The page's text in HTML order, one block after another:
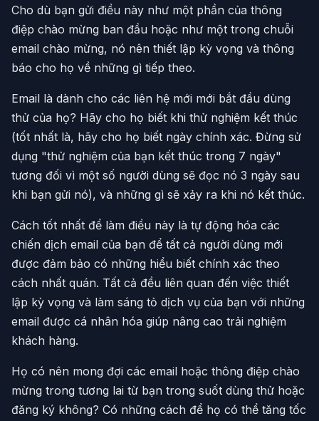
Cho dù bạn gửi điều này như một phần của thông
điệp chào mừng ban đầu hoặc như một trong chuỗi
email chào mừng, nó nên thiết lập kỳ vọng và thông
báo cho họ về những gì tiếp theo.
Email là dành cho các liên hệ mới mới bắt đầu dùng
thử của họ? Hãy cho họ biết khi thử nghiệm kết thúc
(tốt nhất là, hãy cho họ biết ngày chính xác. Đừng sử
dụng "thử nghiệm của bạn kết thúc trong 7 ngày"
tương đối vì một số người dùng sẽ đọc nó 3 ngày sau
khi bạn gửi nó), và những gì sẽ xảy ra khi nó kết thúc.
Cách tốt nhất để làm điều này là tự động hóa các
chiến dịch email của bạn để tất cả người dùng mới
được đảm bảo có những hiểu biết chính xác theo
cách nhất quán. Tất cả đều liên quan đến việc thiết
lập kỳ vọng và làm sáng tỏ dịch vụ của bạn với những
email được cá nhân hóa giúp nâng cao trải nghiệm
khách hàng.
Họ có nên mong đợi các email hoặc thông điệp chào
mừng trong tương lai từ bạn trong suốt dùng thử hoặc
đăng ký không? Có những cách để họ có thể tăng tốc